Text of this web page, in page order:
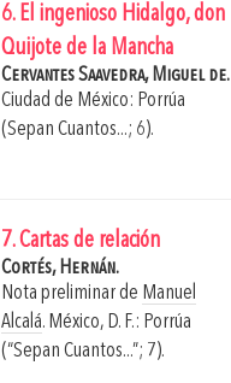
6. El ingenioso Hidalgo, don
Quijote de la Mancha
Cervantes Saavedra, Miguel de.
Ciudad de México: Porrúa
(Sepan Cuantos...; 6).
7. Cartas de relación
Cortés, Hernán.
Nota preliminar de Manuel
Alcalá. México, D. F.: Porrúa
(“Sepan Cuantos...”; 7).